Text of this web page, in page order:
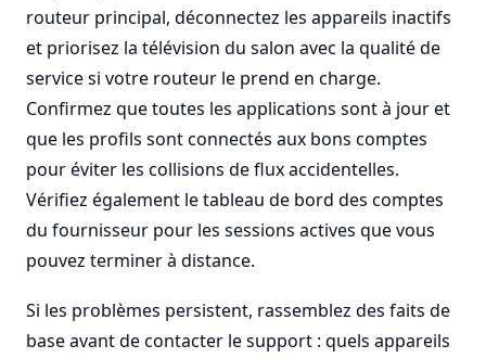
routeur principal, déconnectez les appareils inactifs
et priorisez la télévision du salon avec la qualité de
service si votre routeur le prend en charge.
Confirmez que toutes les applications sont à jour et
que les profils sont connectés aux bons comptes
pour éviter les collisions de flux accidentelles.
Vérifiez également le tableau de bord des comptes
du fournisseur pour les sessions actives que vous
pouvez terminer à distance.
Si les problèmes persistent, rassemblez des faits de
base avant de contacter le support : quels appareils